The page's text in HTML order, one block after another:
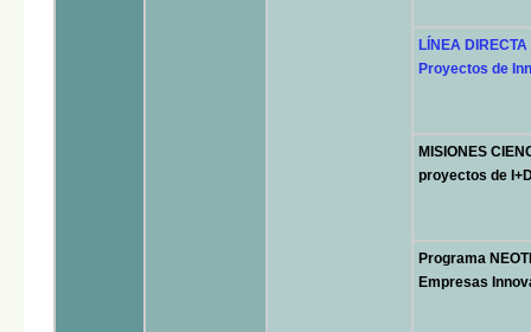
LÍNEA
Proyectos de
MISIONES
proyectos de
Programa
Empresas